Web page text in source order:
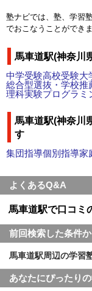
塾ナビでは、塾、学習
でおこなうことができ
馬車道駅(神奈川
中学受験高校受験大
総合型選抜・学校推
理科実験プログラミ
馬車道駅(神奈川
す
集団指導個別指導家
よくあるQ&A
馬車道駅で口コミ
前回検索した条件
馬車道駅周辺の学習
あなたにぴったり